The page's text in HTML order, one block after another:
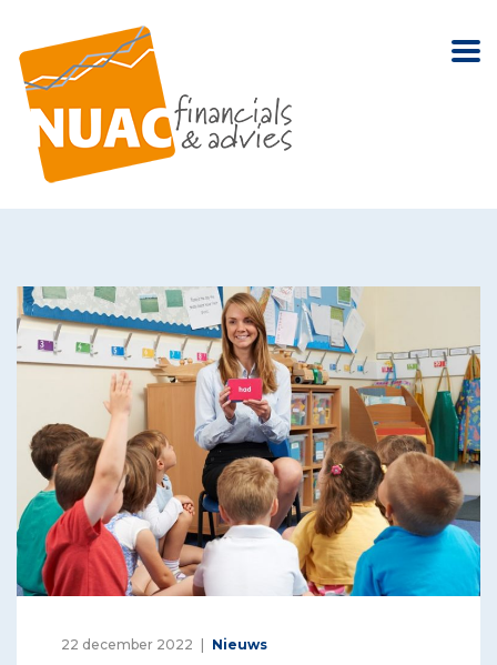
22 december 2022 Nieuws